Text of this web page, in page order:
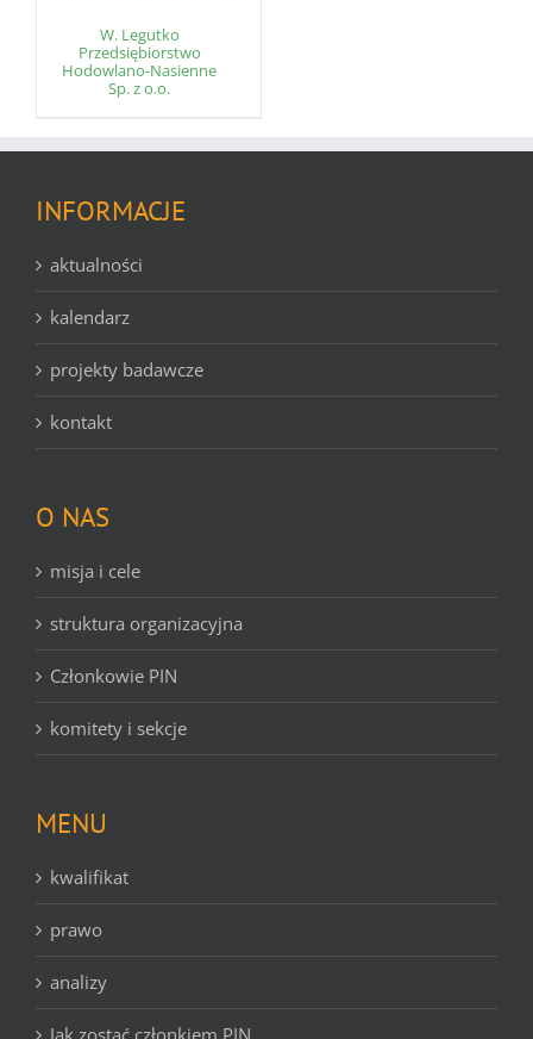
W. Legutko
Przedsiębiorstwo
Hodowlano-Nasienne
Sp. z o.o.
INFORMACJE
aktualności
kalendarz
projekty badawcze
kontakt
O NAS
misja i cele
struktura organizacyjna
Członkowie PIN
komitety i sekcje
MENU
kwalifikat
prawo
analizy
Jak zostać członkiem PIN